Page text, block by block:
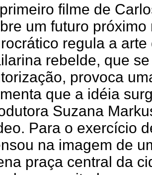
filme de
um futuro
regula a
rebelde, que
provoca
que a idéia
Suzana
Para o exercício
na imagem de
praça central da